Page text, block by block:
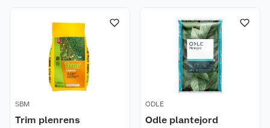
SBM
Trim plenrens
ODLE
Odle plantejord